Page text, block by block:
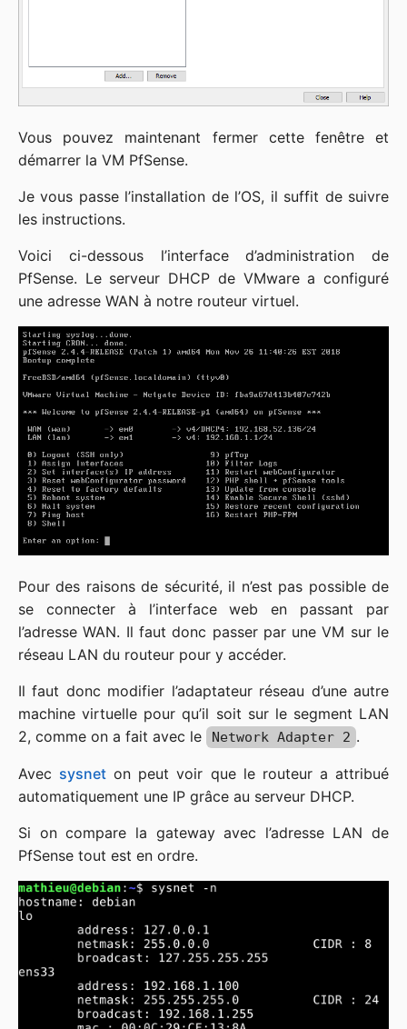
Vous pouvez maintenant fermer cette fenêtre et
démarrer la VM PfSense.
Je vous passe l’installation de l’OS, il suffit de suivre
les instructions.
Voici ci-dessous l’interface d’administration de
PfSense. Le serveur DHCP de VMware a configuré
une adresse WAN à notre routeur virtuel.
Pour des raisons de sécurité, il n’est pas possible de
se connecter à l’interface web en passant par
l’adresse WAN. Il faut donc passer par une VM sur le
réseau LAN du routeur pour y accéder.
Il faut donc modifier l’adaptateur réseau d’une autre
machine virtuelle pour qu’il soit sur le segment LAN
2, comme on a fait avec le
Network Adapter 2 .
Avec sysnet on peut voir que le routeur a attribué
automatiquement une IP grâce au serveur DHCP.
Si on compare la gateway avec l’adresse LAN de
PfSense tout est en ordre.